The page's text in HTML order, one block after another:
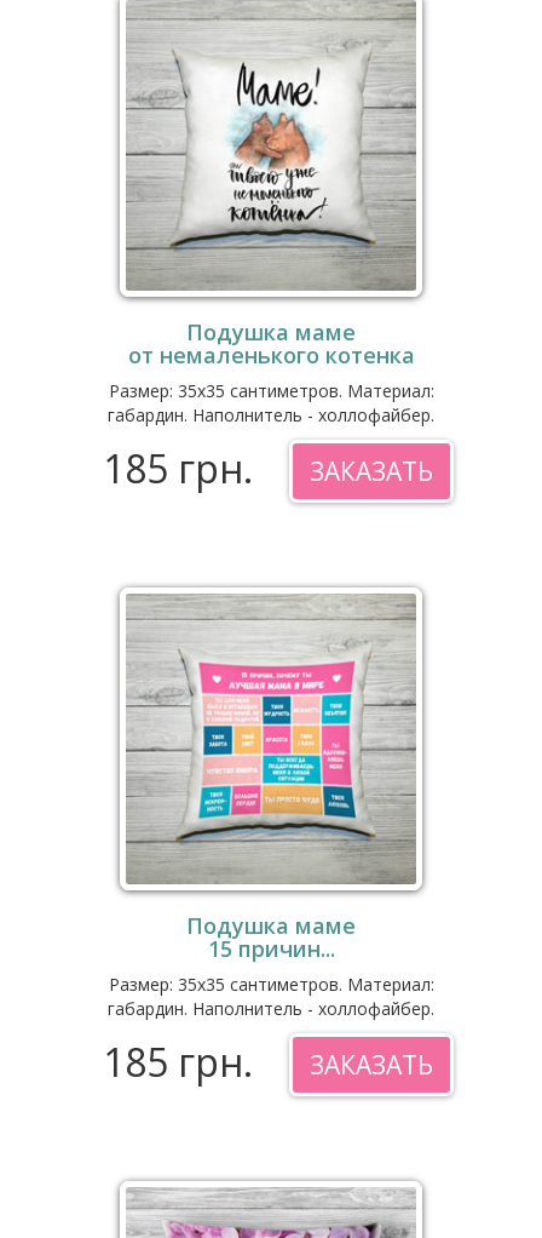
Подушка маме
от немаленького котенка
Размер: 35x35 сантиметров. Материал:
габардин. Наполнитель - холлофайбер.
185 грн. ЗАКАЗАТЬ
Подушка маме
15 причин...
Размер: 35x35 сантиметров. Материал:
габардин. Наполнитель - холлофайбер.
185 грн. ЗАКАЗАТЬ